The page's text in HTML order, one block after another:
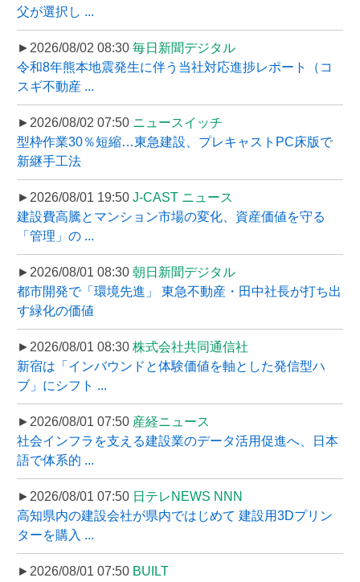
父が選択し ...
►2026/08/02 08:30 毎日新聞デジタル
令和8年熊本地震発生に伴う当社対応進捗レポート（コ
スギ不動産 ...
►2026/08/02 07:50 ニュースイッチ
型枠作業30％短縮…東急建設、プレキャストPC床版で
新継手工法
►2026/08/01 19:50 J-CAST ニュース
建設費高騰とマンション市場の変化、資産価値を守る
「管理」の ...
►2026/08/01 08:30 朝日新聞デジタル
都市開発で「環境先進」 東急不動産・田中社長が打ち出
す緑化の価値
►2026/08/01 08:30 株式会社共同通信社
新宿は「インバウンドと体験価値を軸とした発信型ハ
ブ」にシフト ...
►2026/08/01 07:50 産経ニュース
社会インフラを支える建設業のデータ活用促進へ、日本
語で体系的 ...
►2026/08/01 07:50 日テレNEWS NNN
高知県内の建設会社が県内ではじめて 建設用3Dプリン
ターを購入 ...
►2026/08/01 07:50 BUILT